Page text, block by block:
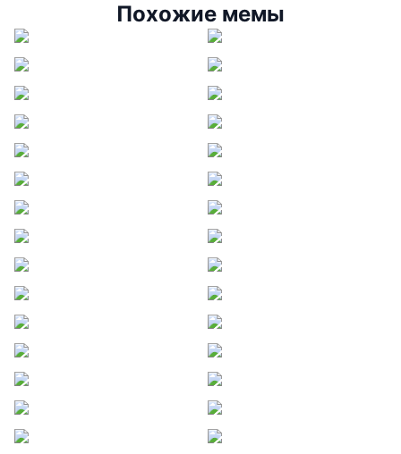
Похожие мемы